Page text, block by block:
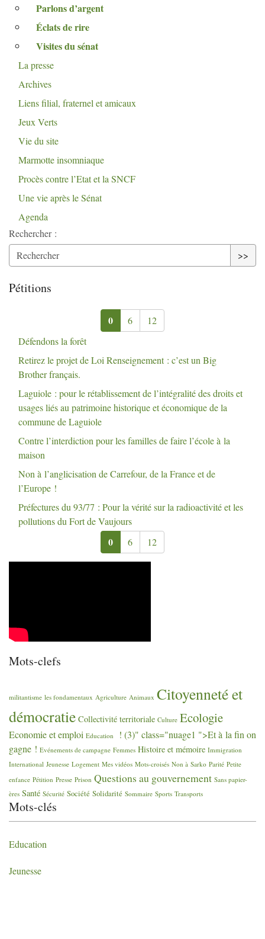
Parlons d’argent
Éclats de rire
Visites du sénat
La presse
Archives
Liens filial, fraternel et amicaux
Jeux Verts
Vie du site
Marmotte insomniaque
Procès contre l’Etat et la SNCF
Une vie après le Sénat
Agenda
Rechercher :
>>
Pétitions
0 6
12
Défendons la forêt
Retirez le projet de Loi Renseignement : c’est un Big
Brother français.
Laguiole : pour le rétablissement de l’intégralité des droits et
usages liés au patrimoine historique et économique de la
commune de Laguiole
Contre l’interdiction pour les familles de faire l’école à la
maison
Non à l’anglicisation de Carrefour, de la France et de
l’Europe !
Préfectures du 93/77 : Pour la vérité sur la radioactivité et les
pollutions du Fort de Vaujours
0 6 12
Mots-clefs
militantisme les fondamentaux Agriculture Animaux Citoyenneté et
démocratie Collectivité territoriale Culture Ecologie
Economie et emploi Education
! (3)" class="nuage1 ">Et à la fin on
gagne ! Evénements de campagne Femmes Histoire et mémoire Immigration
International Jeunesse Logement Mes vidéos Mots-croisés Non à Sarko Parité Petite
enfance Pétition Presse Prison Questions au gouvernement Sans papier-
ères Santé Sécurité Société Solidarité Sommaire Sports Transports
Mots-clés
Education
Jeunesse